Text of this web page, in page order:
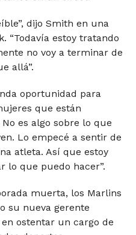
dijo Smith en una
“Todavía estoy tratando
no voy a terminar de
allá”.
oportunidad para
que están
es algo sobre lo que
Lo empecé a sentir de
atleta. Así que estoy
lo que puedo hacer”.
muerta, los Marlins
su nueva gerente
ostentar un cargo de